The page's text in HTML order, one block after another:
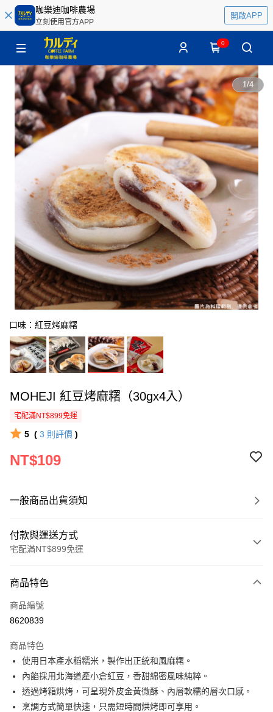
咖樂迪咖啡農場
立刻使用官方APP
開啟APP
0
1/4
口味：紅豆烤麻糬
MOHEJI 紅豆烤麻糬（30gx4入）
宅配滿NT$899免運
5 ( 3 則評價 )
NT$109
一般商品出貨須知
付款與運送方式
宅配滿NT$899免運
信用卡一次付款
LINE Pay
街口支付
悠遊付
Google Pay
商品特色
商品編號
8620839
商品特色
使用日本產水稻糯米，製作出正統和風麻糬。
內餡採用北海道產小倉紅豆，香甜綿密風味純粹。
透過烤箱烘烤，可呈現外皮金黃微酥、內層軟糯的層次口感。
烹調方式簡單快速，只需短時間烘烤即可享用。